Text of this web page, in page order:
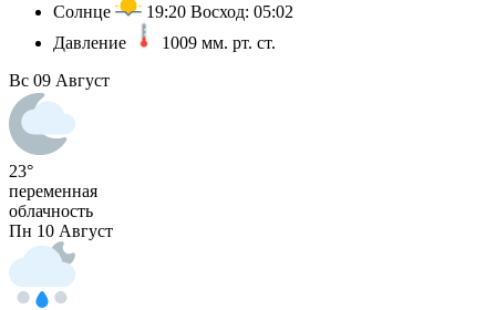
Солнце
19:20 Восход: 05:02
Давление
1009 мм. рт. ст.
Вс 09 Август
23°
переменная
облачность
Пн 10 Август